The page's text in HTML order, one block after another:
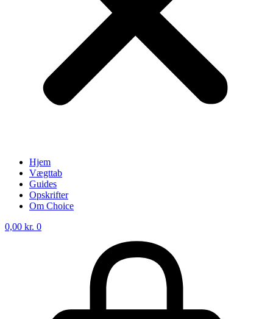
Hjem
Vægttab
Guides
Opskrifter
Om Choice
0,00 kr. 0